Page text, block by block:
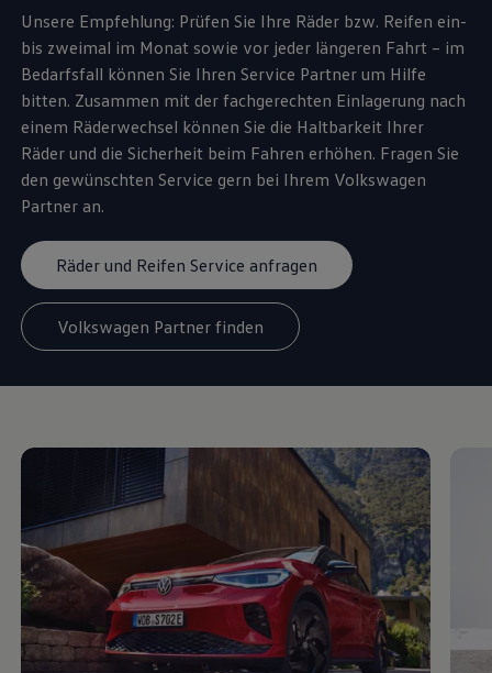
Unsere Empfehlung: Prüfen Sie Ihre Räder bzw. Reifen ein-
bis zweimal im Monat sowie vor jeder längeren Fahrt – im
Bedarfsfall können Sie Ihren Service Partner um Hilfe
bitten. Zusammen mit der fachgerechten Einlagerung nach
einem Räderwechsel können Sie die Haltbarkeit Ihrer
Räder und die Sicherheit beim Fahren erhöhen. Fragen Sie
den gewünschten Service gern bei Ihrem Volkswagen
Partner an.
Räder und Reifen Service anfragen
Volkswagen Partner finden